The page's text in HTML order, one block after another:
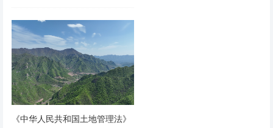
三、现场执行指导（施工、维保、验收通用）
3.1、 过渡期执行要求
3.1.1、2026-08-01前：可沿用2006版；实施后新采购、新
国人民代表大会常务委员会第十八次
会议于2010年12月25日修订通过，现
将修订后的《中华人民共和国水土保
持...
《中华人民共和国土地管理法》